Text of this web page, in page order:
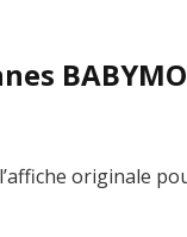
originale